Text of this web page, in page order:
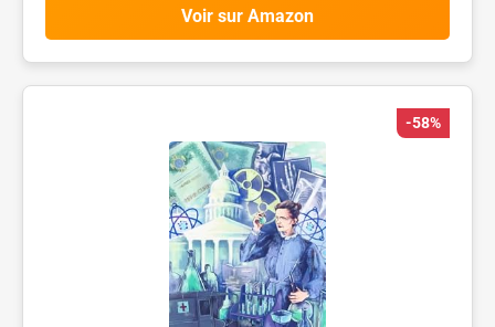
Voir sur Amazon
-58%